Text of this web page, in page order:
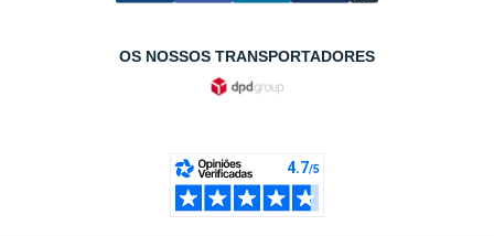
OS NOSSOS TRANSPORTADORES